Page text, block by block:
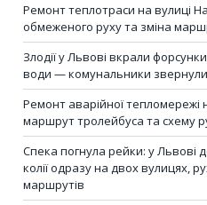
Ремонт теплотраси на вулиці
обмеженого руху та зміна
Злодії у Львові вкрали
води — комунальники
Ремонт аварійної тепломережі
маршрут тролейбуса та схему
Спека погнула рейки: у Львові
колії одразу на двох вулицях,
маршрутів